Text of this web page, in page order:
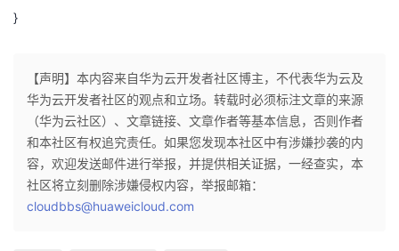
}
【声明】本内容来自华为云开发者社区博主，不代表华为云及
华为云开发者社区的观点和立场。转载时必须标注文章的来源
（华为云社区）、文章链接、文章作者等基本信息，否则作者
和本社区有权追究责任。如果您发现本社区中有涉嫌抄袭的内
容，欢迎发送邮件进行举报，并提供相关证据，一经查实，本
社区将立刻删除涉嫌侵权内容，举报邮箱：
cloudbbs@huaweicloud.com